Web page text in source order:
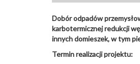
Dobór odpadów
karbotermicznej redukcji
innych domieszek, w tym
Termin realizacji projektu: